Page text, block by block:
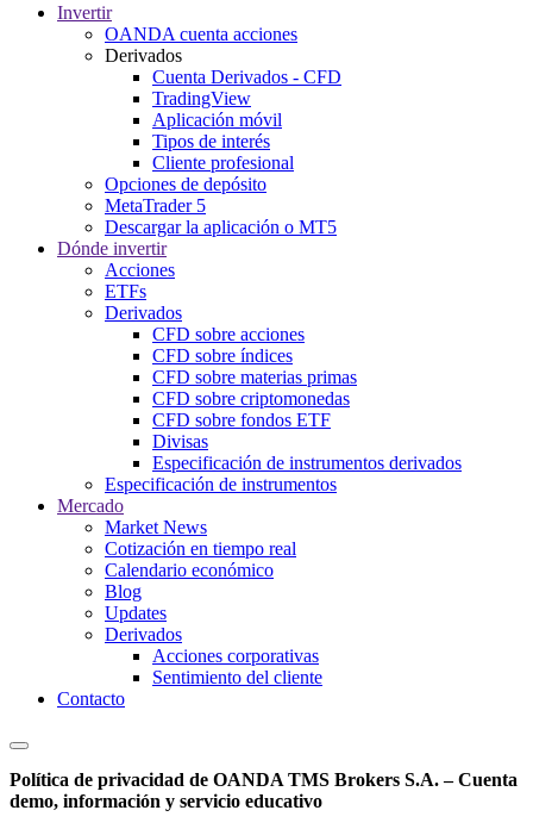
Invertir
OANDA cuenta acciones
Derivados
Cuenta Derivados - CFD
TradingView
Aplicación móvil
Tipos de interés
Cliente profesional
Opciones de depósito
MetaTrader 5
Descargar la aplicación o MT5
Dónde invertir
Acciones
ETFs
Derivados
CFD sobre acciones
CFD sobre índices
CFD sobre materias primas
CFD sobre criptomonedas
CFD sobre fondos ETF
Divisas
Especificación de instrumentos derivados
Especificación de instrumentos
Mercado
Market News
Cotización en tiempo real
Calendario económico
Blog
Updates
Derivados
Acciones corporativas
Sentimiento del cliente
Contacto
Política de privacidad de OANDA TMS Brokers S.A. – Cuenta
demo, información y servicio educativo